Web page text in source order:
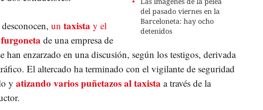
del pasado viernes en la
Barceloneta: hay ocho
detenidos
un taxista y el
de una empresa de
han enzarzado en una discusión, según los testigos, derivada
El altercado ha terminado con el vigilante de seguridad
y atizando varios puñetazos al taxista a través de la